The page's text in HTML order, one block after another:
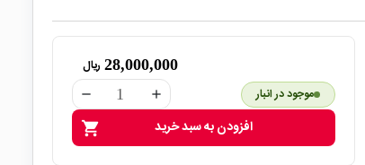
28,000,000 ریال
remove add موجود در انبار
shopping_cart افزودن به سبد خرید